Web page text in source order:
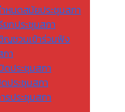
หนดสมัยประชุมสภา
ยกประชุมสภา
ญชวนเข้าร่วมฟัง
ภา
ดประชุมสภา
ประชุมสภา
รประชุมสภา